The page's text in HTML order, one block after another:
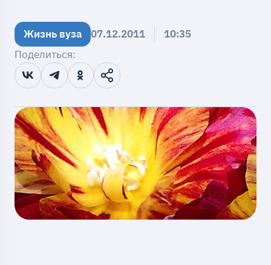
Жизнь вуза 07.12.2011
10:35
Поделиться: